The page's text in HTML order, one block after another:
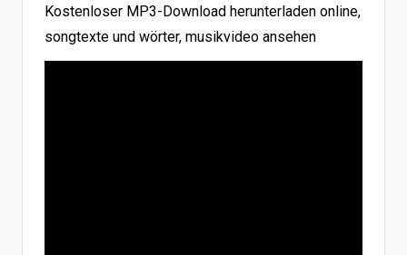
Kostenloser MP3-Download herunterladen online,
songtexte und wörter, musikvideo ansehen